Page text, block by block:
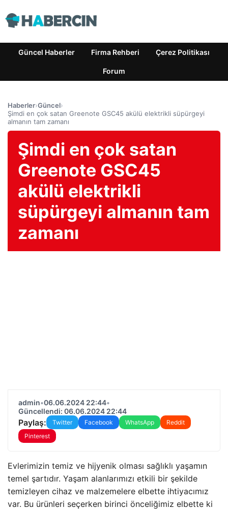
Güncel Haberler Firma Rehberi Çerez Politikası
Forum
Haberler›Güncel›
Şimdi en çok satan Greenote GSC45 akülü elektrikli süpürgeyi
almanın tam zamanı
Şimdi en çok satan
Greenote GSC45
akülü elektrikli
süpürgeyi almanın tam
zamanı
admin•06.06.2024 22:44•
Güncellendi: 06.06.2024 22:44
Paylaş: Twitter Facebook WhatsApp
Reddit
Pinterest
Evlerimizin temiz ve hijyenik olması sağlıklı yaşamın
temel şartıdır. Yaşam alanlarımızı etkili bir şekilde
temizleyen cihaz ve malzemelere elbette ihtiyacımız
var. Bu ürünleri seçerken birinci önceliğimiz elbette ki